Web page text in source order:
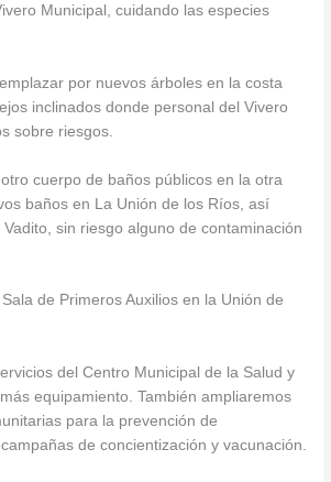
Municipal, cuidando las especies
por nuevos árboles en la costa
inclinados donde personal del Vivero
sobre riesgos.
cuerpo de baños públicos en la otra
baños en La Unión de los Ríos, así
sin riesgo alguno de contaminación
de Primeros Auxilios en la Unión de
del Centro Municipal de la Salud y
equipamiento. También ampliaremos
para la prevención de
de concientización y vacunación.